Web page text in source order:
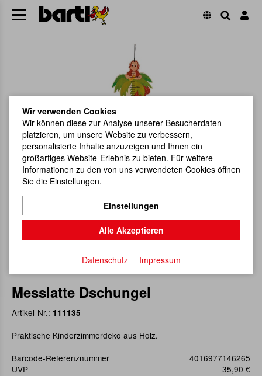
Messlatte Dschungel
Artikel-Nr.: 111135
Praktische Kinderzimmerdeko aus Holz.
Barcode-Referenznummer
4016977146265
UVP
35,90 €
Wir verwenden Cookies
Wir können diese zur Analyse unserer Besucherdaten
platzieren, um unsere Website zu verbessern,
personalisierte Inhalte anzuzeigen und Ihnen ein
großartiges Website-Erlebnis zu bieten. Für weitere
Informationen zu den von uns verwendeten Cookies öffnen
Sie die Einstellungen.
Einstellungen
Alle Akzeptieren
Datenschutz Impressum